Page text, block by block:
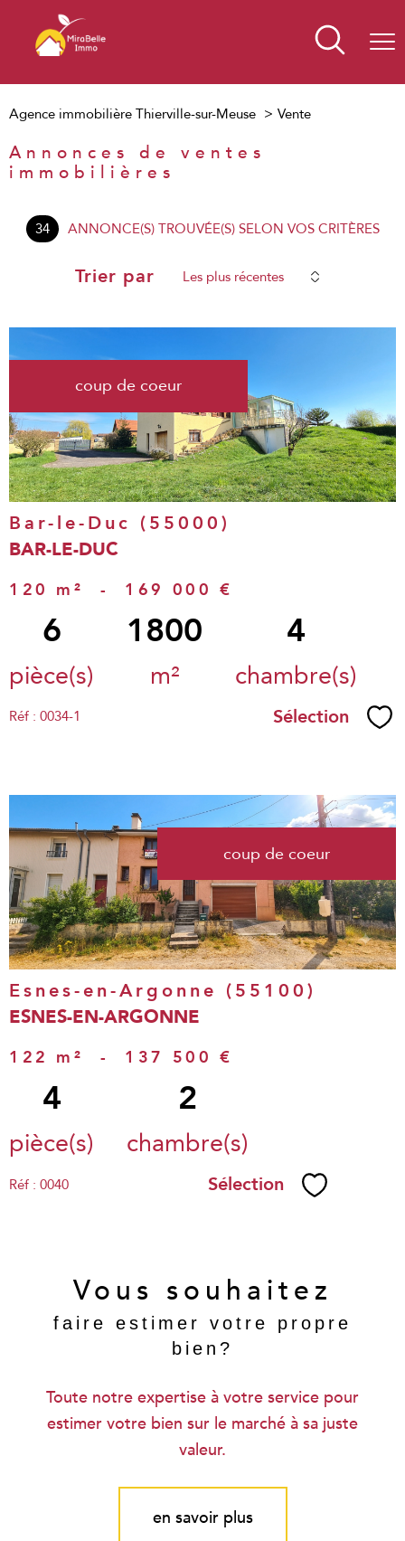
Agence immobilière Thierville-sur-Meuse Vente
Annonces de ventes
immobilières
34 ANNONCE(S) TROUVÉE(S) SELON VOS CRITÈRES
Trier par Les plus récentes
coup de coeurvoir le
bien
Bar-le-Duc (55000)
BAR-LE-DUC
120 m² - 169 000 €
6
pièce(s)
1800
m²
4
chambre(s)
Réf : 0034-1 Sélection
coup de coeur
voir le
bien
Esnes-en-Argonne (55100)
ESNES-EN-ARGONNE
122 m² - 137 500 €
4
pièce(s)
2
chambre(s)
Réf : 0040 Sélection Sélectionner
Vous souhaitez
faire estimer votre propre
bien?
Toute notre expertise à votre service pour
estimer votre bien sur le marché à sa juste
valeur.
en savoir plus